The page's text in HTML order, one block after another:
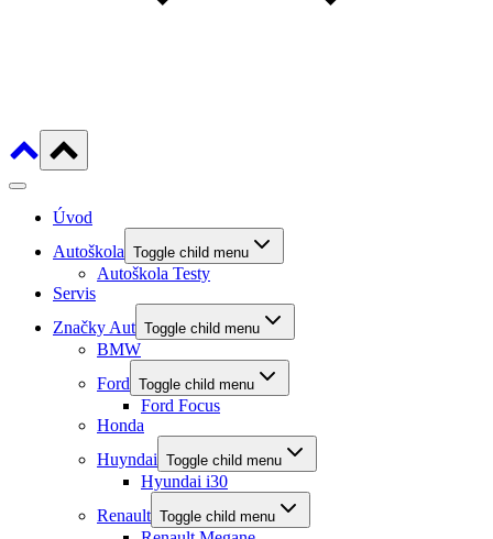
Úvod
Autoškola Toggle child menu
Autoškola Testy
Servis
Značky Aut Toggle child menu
BMW
Ford Toggle child menu
Ford Focus
Honda
Huyndai Toggle child menu
Hyundai i30
Renault Toggle child menu